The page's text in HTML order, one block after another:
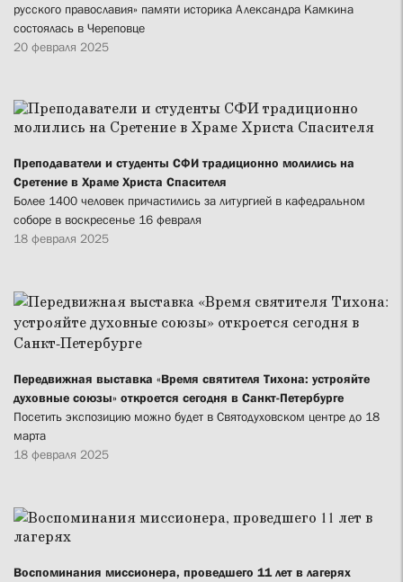
русского православия» памяти историка Александра Камкина
состоялась в Череповце
20 февраля 2025
Преподаватели и студенты СФИ традиционно молились на
Сретение в Храме Христа Спасителя
Более 1400 человек причастились за литургией в кафедральном
соборе в воскресенье 16 февраля
18 февраля 2025
Передвижная выставка «Время святителя Тихона: устрояйте
духовные союзы» откроется сегодня в Санкт-Петербурге
Посетить экспозицию можно будет в Святодуховском центре до 18
марта
18 февраля 2025
Воспоминания миссионера, проведшего 11 лет в лагерях